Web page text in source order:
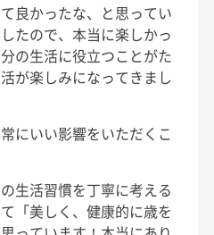
良かったな、と思ってい
たので、本当に楽しかっ
の生活に役立つことがた
が楽しみになってきまし
にいい影響をいただくこ
生活習慣を丁寧に考える
「美しく、健康的に歳を